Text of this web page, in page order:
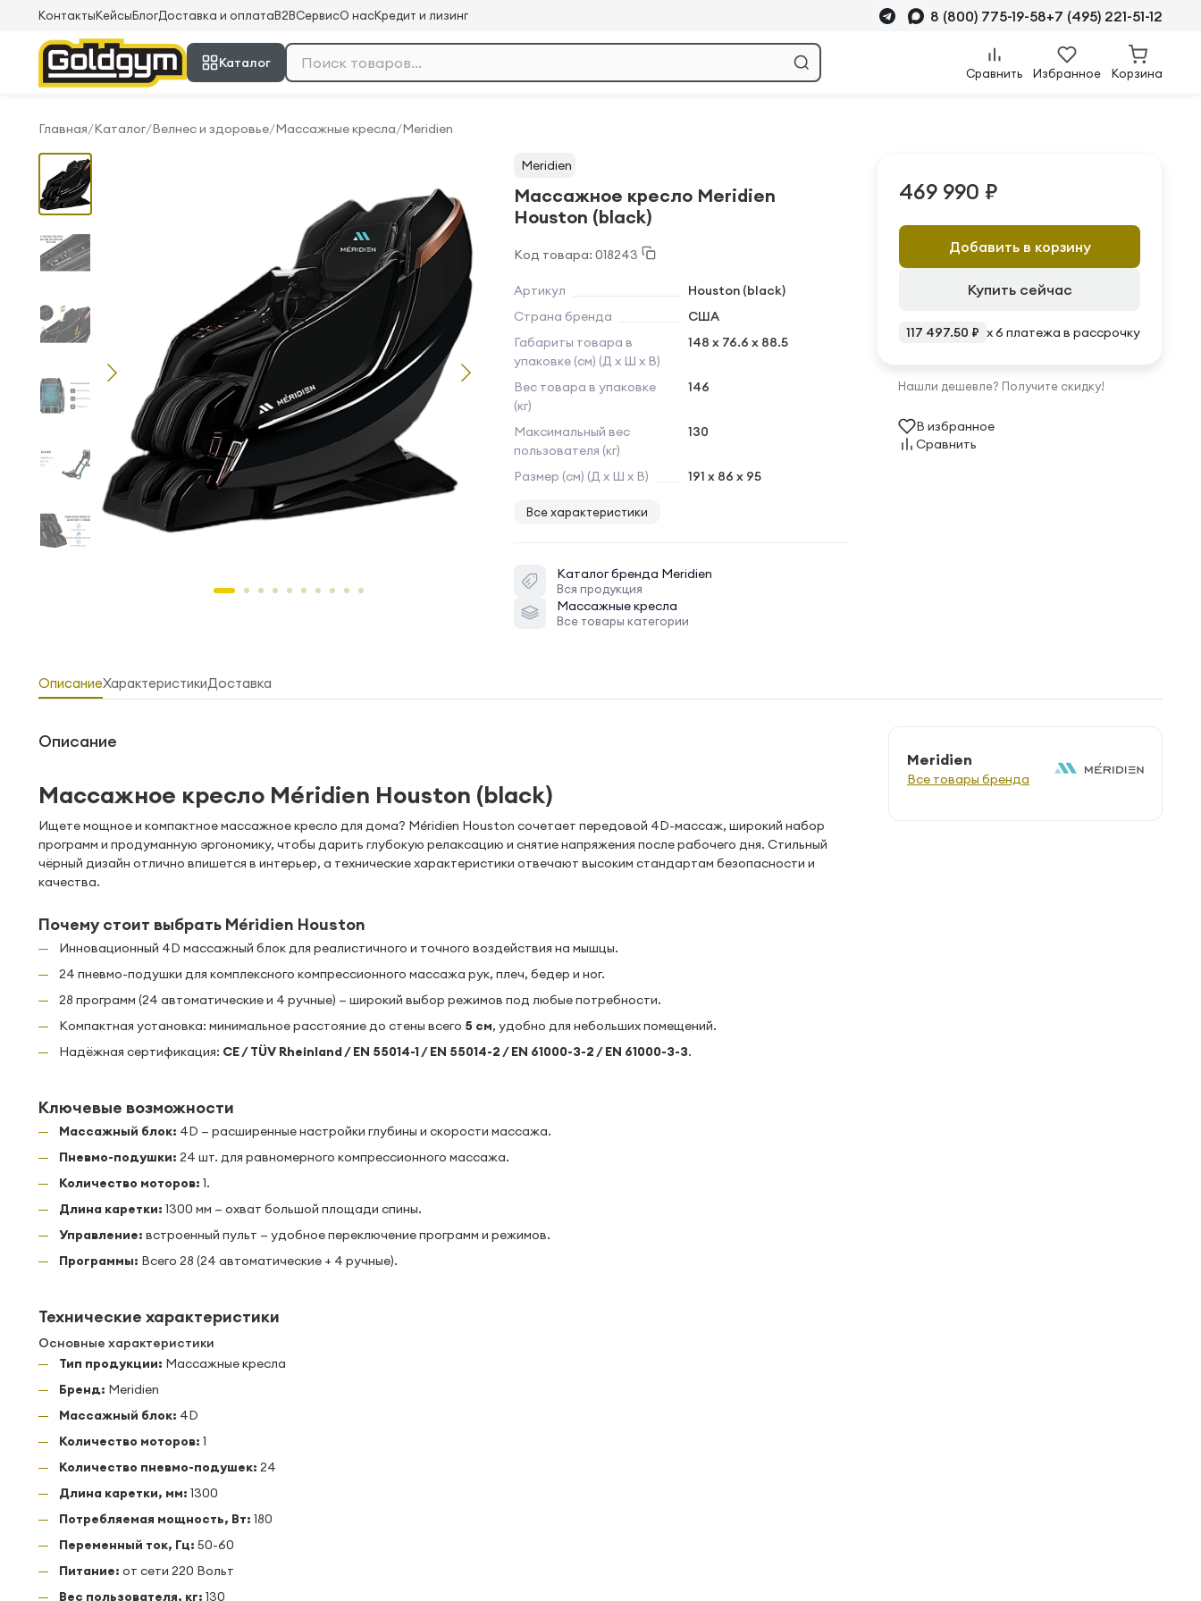
КонтактыКейсыБлогДоставка и оплатаB2BСервисО насКредит и лизинг 8 (800) 775-19-58+7 (495) 221-51-12
Каталог
Сравнить Избранное Корзина
Главная/Каталог/Велнес и здоровье/Массажные кресла/Meridien
Meridien
Массажное кресло Meridien
Houston (black)
Код товара: 018243
Артикул
Houston (black)
Страна бренда
США
Габариты товара в
упаковке (см) (Д х Ш х В)
148 x 76.6 x 88.5
Вес товара в упаковке
(кг)
146
Максимальный вес
пользователя (кг)
130
Размер (см) (Д х Ш х В) 191 x 86 x 95
Все характеристики
Каталог бренда Meridien
Вся продукция
Массажные кресла
Все товары категории
469 990 ₽
Добавить в корзину
Купить сейчас
117 497.50 ₽ x 6 платежа в рассрочку
Нашли дешевле? Получите скидку!
В избранное
Сравнить
ОписаниеХарактеристикиДоставка
Описание
Массажное кресло Méridien Houston (black)
Ищете мощное и компактное массажное кресло для дома? Méridien Houston сочетает передовой 4D-массаж, широкий набор
программ и продуманную эргономику, чтобы дарить глубокую релаксацию и снятие напряжения после рабочего дня. Стильный
чёрный дизайн отлично впишется в интерьер, а технические характеристики отвечают высоким стандартам безопасности и
качества.
Почему стоит выбрать Méridien Houston
Инновационный 4D массажный блок для реалистичного и точного воздействия на мышцы.
24 пневмо-подушки для комплексного компрессионного массажа рук, плеч, бедер и ног.
28 программ (24 автоматические и 4 ручные) — широкий выбор режимов под любые потребности.
Компактная установка: минимальное расстояние до стены всего 5 см, удобно для небольших помещений.
Надёжная сертификация: CE / TÜV Rheinland / EN 55014-1 / EN 55014-2 / EN 61000-3-2 / EN 61000-3-3.
Ключевые возможности
Массажный блок: 4D — расширенные настройки глубины и скорости массажа.
Пневмо-подушки: 24 шт. для равномерного компрессионного массажа.
Количество моторов: 1.
Длина каретки: 1300 мм — охват большой площади спины.
Управление: встроенный пульт — удобное переключение программ и режимов.
Программы: Всего 28 (24 автоматические + 4 ручные).
Технические характеристики
Основные характеристики
Тип продукции: Массажные кресла
Бренд: Meridien
Массажный блок: 4D
Количество моторов: 1
Количество пневмо-подушек: 24
Длина каретки, мм: 1300
Потребляемая мощность, Вт: 180
Переменный ток, Гц: 50-60
Питание: от сети 220 Вольт
Вес пользователя, кг: 130
Meridien
Все товары бренда